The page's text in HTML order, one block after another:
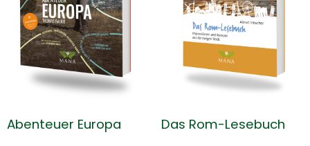
Abenteuer Europa Das Rom-Lesebuch